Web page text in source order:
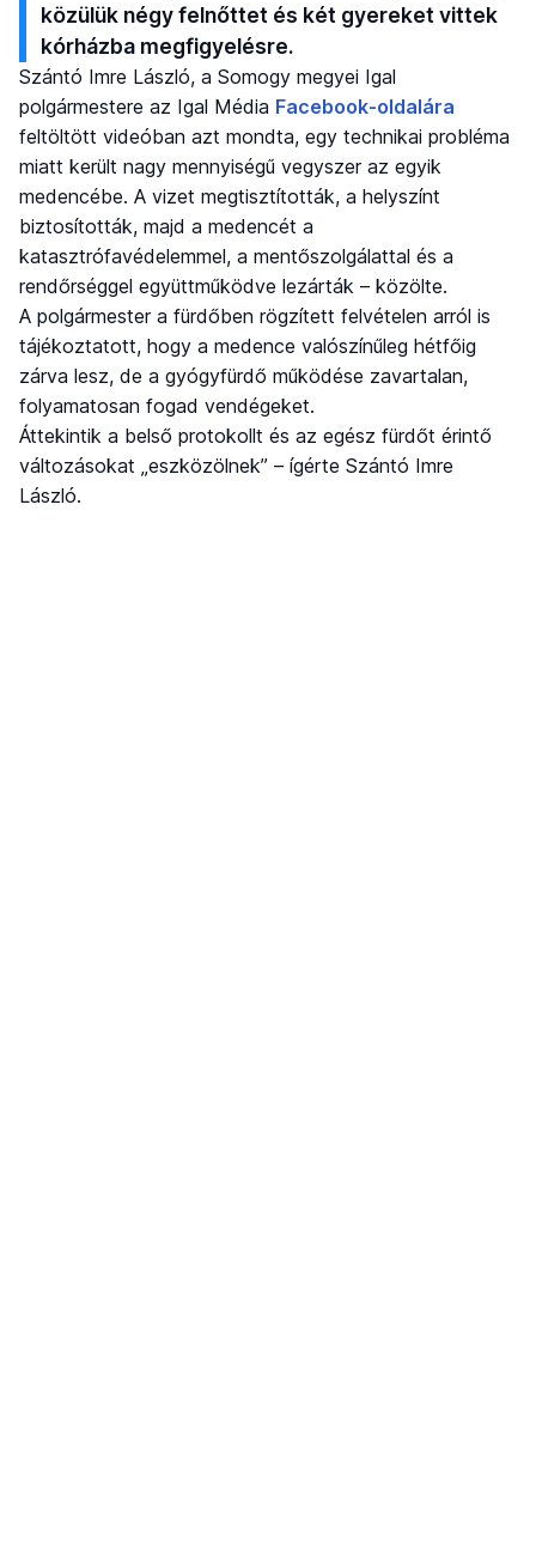
közülük négy felnőttet és két gyereket vittek
kórházba megfigyelésre.
Szántó Imre László, a Somogy megyei Igal
polgármestere az Igal Média Facebook-oldalára
feltöltött videóban azt mondta, egy technikai probléma
miatt került nagy mennyiségű vegyszer az egyik
medencébe. A vizet megtisztították, a helyszínt
biztosították, majd a medencét a
katasztrófavédelemmel, a mentőszolgálattal és a
rendőrséggel együttműködve lezárták – közölte.
A polgármester a fürdőben rögzített felvételen arról is
tájékoztatott, hogy a medence valószínűleg hétfőig
zárva lesz, de a gyógyfürdő működése zavartalan,
folyamatosan fogad vendégeket.
Áttekintik a belső protokollt és az egész fürdőt érintő
változásokat „eszközölnek” – ígérte Szántó Imre
László.